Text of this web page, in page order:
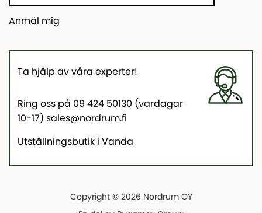
Anmäl mig
Ta hjälp av våra experter!
Ring oss på 09 424 50130 (vardagar
10-17) sales@nordrum.fi
Utställningsbutik i Vanda
Copyright © 2026 Nordrum OY